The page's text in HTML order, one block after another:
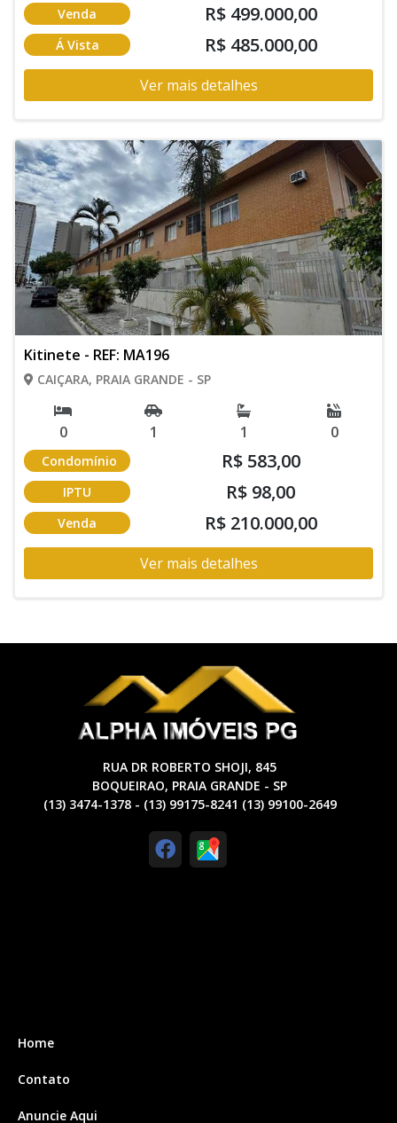
Venda R$ 499.000,00
Á Vista R$ 485.000,00
Ver mais detalhes
Kitinete - REF: MA196
CAIÇARA, PRAIA GRANDE - SP
0 1 1 0
Condomínio R$ 583,00
IPTU R$ 98,00
Venda R$ 210.000,00
Ver mais detalhes
RUA DR ROBERTO SHOJI, 845
BOQUEIRAO, PRAIA GRANDE - SP
(13) 3474-1378 - (13) 99175-8241 (13) 99100-2649
Home
Contato
Anuncie Aqui